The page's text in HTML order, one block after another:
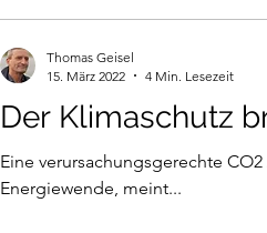
Der Klimaschutz
Eine verursachungsgerechte
Energiewende, meint...
Thomas Geisel
15. März 2022
4 Min. Lesezeit